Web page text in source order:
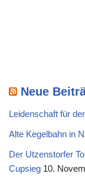
Neue
Leidenschaft für
Alte Kegelbahn in
Der Utzenstorfer
Cupsieg 10.